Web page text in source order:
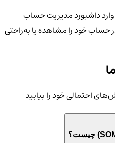
داشبورد مدیریت حساب
حساب خود را مشاهده یا به‌راحتی
احتمالی خود را بیابید